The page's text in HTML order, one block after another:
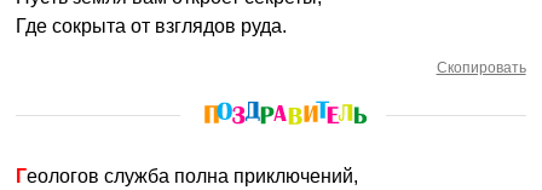
Где сокрыта от взглядов руда.
Скопировать
Геологов служба полна приключений,